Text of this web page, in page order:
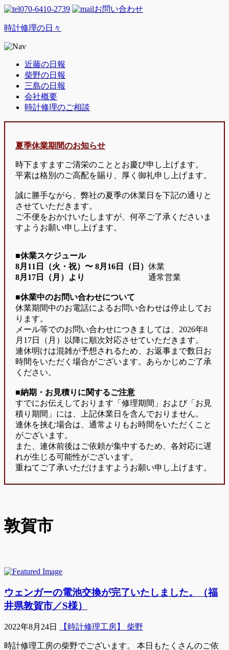
070-6410-2739 お問い合わせ
時計修理の日々
近藤の日報
柴野の日報
三島の日報
会社概要
時計修理のご相談
夏季休業期間のお知らせ
時下ますますご清栄のこととお慶び申し上げます。
平素は格別のご高配を賜り、厚く御礼申し上げます。
誠に勝手ながら、弊社の夏季の休業日を下記の通りと
させていただきます。
ご不便をおかけいたしますが、何卒ご了承くださいま
すようお願い申し上げます。
■休業スケジュール
8月11日（火・祝）〜 8月16日（日） 休業
8月17日（月）より
通常営業
■休業中のお問い合わせについて
休業期間中のお電話によるお問い合わせは停止してお
ります。
メール等でのお問い合わせにつきましては、2026年8
月17日（月）以降に順次対応させていただきます。
連休明けは混雑が予想されるため、お返事まで数日お
時間をいただく場合がございます。あらかじめご了承
ください。
■納期・お見積りに関するご注意
すでにお伝えしております「修理期間」および「お見
積り期間」には、上記休業日を含んでおりません。
連休を挟む場合は、通常よりもお時間をいただくこと
がございます。
また、連休前後はご依頼が集中するため、各対応に遅
れが生じる可能性がございます。
重ねてご了承いただけますようお願い申し上げます。
敦賀市
ウェンガーの電池交換が完了いたしました。（福
井県敦賀市／S様）
2022年8月24日 【時計修理工房】 柴野
時計修理工房の柴野でございます。 本日もたくさんのご依